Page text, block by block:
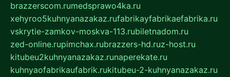
brazzerscom.rumedsprawo4ka.ru
xehyroo5kuhnyanazakaz.rufabrikayfabrikaefabrika.ru
vskrytie-zamkov-moskva-113.rubiletnadom.ru
zed-online.rupimchax.rubrazzers-hd.ruz-host.ru
kitubeu2kuhnyanazakaz.runaperekate.ru
kuhnyaofabrikaufabrik.rukitubeu-2-kuhnyanazakaz.ru